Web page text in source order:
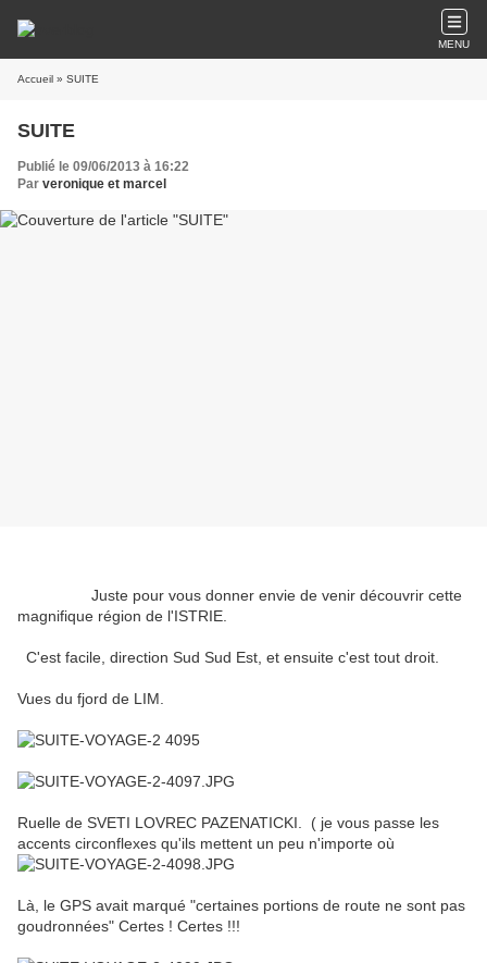
MENU
Accueil » SUITE
SUITE
Publié le 09/06/2013 à 16:22
Par veronique et marcel
Juste pour vous donner envie de venir découvrir cette
magnifique région de l'ISTRIE.
C'est facile, direction Sud Sud Est, et ensuite c'est tout droit.
Vues du fjord de LIM.
Ruelle de SVETI LOVREC PAZENATICKI. ( je vous passe les
accents circonflexes qu'ils mettent un peu n'importe où
Là, le GPS avait marqué "certaines portions de route ne sont pas
goudronnées" Certes ! Certes !!!